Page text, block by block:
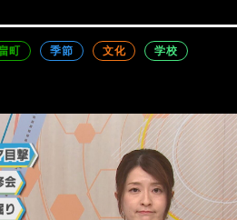
町 季節 文化
学校